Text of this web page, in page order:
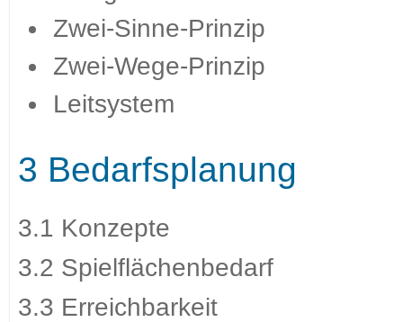
Zwei-Sinne-Prinzip
Zwei-Wege-Prinzip
Leitsystem
3 Bedarfsplanung
3.1 Konzepte
3.2 Spielflächenbedarf
3.3 Erreichbarkeit